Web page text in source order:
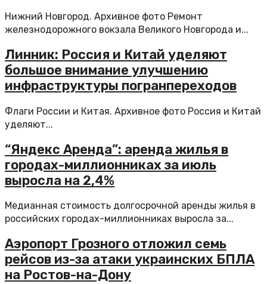
Нижний Новгород. Архивное фото Ремонт
железнодорожного вокзала Великого Новгорода и...
Линник: Россия и Китай уделяют
большое внимание улучшению
инфраструктуры погранпереходов
Флаги России и Китая. Архивное фото Россия и Китай
уделяют...
“Яндекс Аренда”: аренда жилья в
городах-миллионниках за июль
выросла на 2,4%
Медианная стоимость долгосрочной аренды жилья в
российских городах-миллионниках выросла за...
Аэропорт Грозного отложил семь
рейсов из-за атаки украинских БПЛА
на Ростов-на-Дону